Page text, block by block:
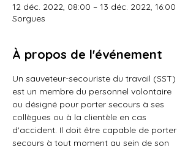
12 déc. 2022, 08:00 – 13 déc. 2022, 16:00
Sorgues
À propos de l'événement
Un sauveteur-secouriste du travail (SST)
est un membre du personnel volontaire
ou désigné pour porter secours à ses
collègues ou à la clientèle en cas
d'accident. Il doit être capable de porter
secours à tout moment au sein de son